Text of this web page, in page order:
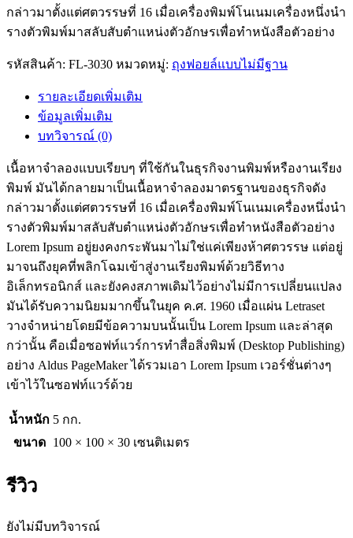
กล่าวมาตั้งแต่ศตวรรษที่ 16 เมื่อเครื่องพิมพ์โนเนมเครื่องหนึ่งนำ
รางตัวพิมพ์มาสลับสับตำแหน่งตัวอักษรเพื่อทำหนังสือตัวอย่าง
รหัสสินค้า: FL-3030 หมวดหมู่: ถุงฟอยล์แบบไม่มีฐาน
รายละเอียดเพิ่มเติม
ข้อมูลเพิ่มเติม
บทวิจารณ์ (0)
เนื้อหาจำลองแบบเรียบๆ ที่ใช้กันในธุรกิจงานพิมพ์หรืองานเรียง
พิมพ์ มันได้กลายมาเป็นเนื้อหาจำลองมาตรฐานของธุรกิจดัง
กล่าวมาตั้งแต่ศตวรรษที่ 16 เมื่อเครื่องพิมพ์โนเนมเครื่องหนึ่งนำ
รางตัวพิมพ์มาสลับสับตำแหน่งตัวอักษรเพื่อทำหนังสือตัวอย่าง
Lorem Ipsum อยู่ยงคงกระพันมาไม่ใช่แค่เพียงห้าศตวรรษ แต่อยู่
มาจนถึงยุคที่พลิกโฉมเข้าสู่งานเรียงพิมพ์ด้วยวิธีทาง
อิเล็กทรอนิกส์ และยังคงสภาพเดิมไว้อย่างไม่มีการเปลี่ยนแปลง
มันได้รับความนิยมมากขึ้นในยุค ค.ศ. 1960 เมื่อแผ่น Letraset
วางจำหน่ายโดยมีข้อความบนนั้นเป็น Lorem Ipsum และล่าสุด
กว่านั้น คือเมื่อซอฟท์แวร์การทำสื่อสิ่งพิมพ์ (Desktop Publishing)
อย่าง Aldus PageMaker ได้รวมเอา Lorem Ipsum เวอร์ชั่นต่างๆ
เข้าไว้ในซอฟท์แวร์ด้วย
น้ำหนัก 5 กก.
ขนาด
100 × 100 × 30 เซนติเมตร
รีวิว
ยังไม่มีบทวิจารณ์